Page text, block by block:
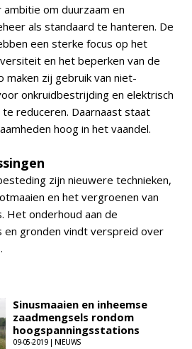
om duurzaam en
als standaard te hanteren. De
een sterke focus op het
en het beperken van de
maken zij gebruik van niet-
onkruidbestrijding en elektrisch
reduceren. Daarnaast staat
hoog in het vaandel.
zijn nieuwere technieken,
en het vergroenen van
Het onderhoud aan de
en gronden vindt verspreid over
Sinusmaaien en inheemse
zaadmengsels rondom
hoogspanningsstations
09-05-2019 | NIEUWS